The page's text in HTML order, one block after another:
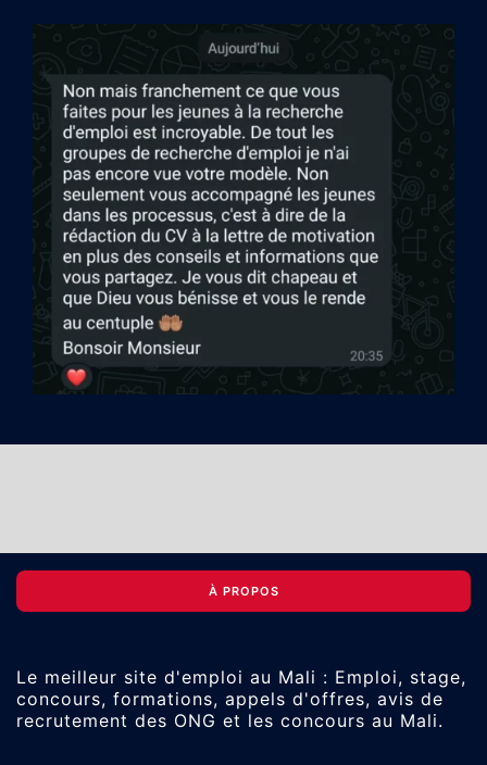
À PROPOS
Le meilleur site d'emploi au Mali : Emploi, stage,
concours, formations, appels d'offres, avis de
recrutement des ONG et les concours au Mali.